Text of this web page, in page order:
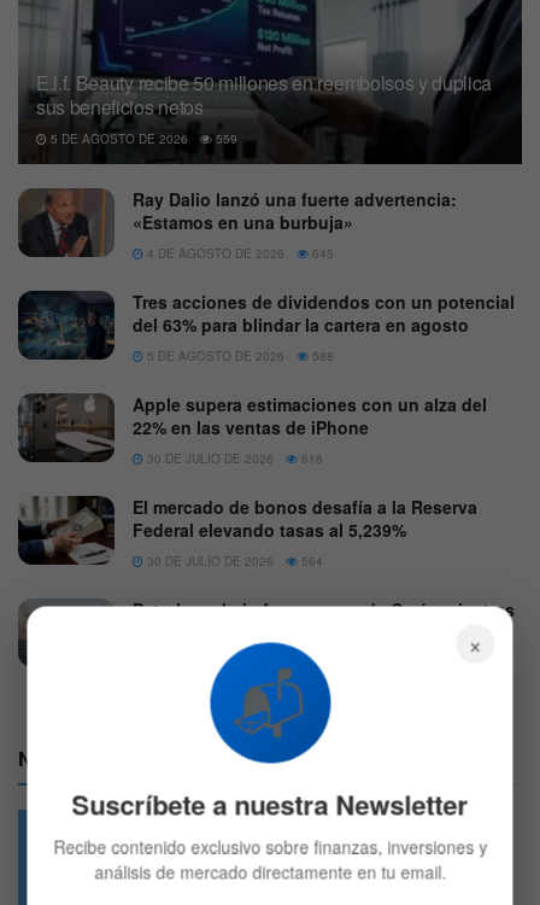
E.l.f. Beauty recibe 50 millones en reembolsos y duplica
sus beneficios netos
5 DE AGOSTO DE 2026 559
Ray Dalio lanzó una fuerte advertencia:
«Estamos en una burbuja»
4 DE AGOSTO DE 2026 645
Tres acciones de dividendos con un potencial
del 63% para blindar la cartera en agosto
5 DE AGOSTO DE 2026 588
Apple supera estimaciones con un alza del
22% en las ventas de iPhone
30 DE JULIO DE 2026 616
El mercado de bonos desafía a la Reserva
Federal elevando tasas al 5,239%
30 DE JULIO DE 2026 564
Petroleros bajo fuego cerca de Omán mientras
1 DE AGOSTO DE 2026 675
Nuestras Redes:
49.6k 4.7k
×
📬
Suscríbete a nuestra Newsletter
Recibe contenido exclusivo sobre finanzas, inversiones y
análisis de mercado directamente en tu email.